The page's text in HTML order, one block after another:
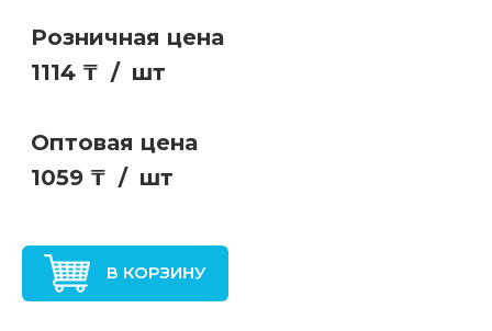
Розничная цена
1114 ₸ / шт
Оптовая цена
1059 ₸ / шт
В КОРЗИНУ